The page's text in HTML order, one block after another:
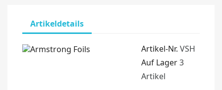
Artikeldetails
Artikel-Nr. VSH
Auf Lager3
Artikel